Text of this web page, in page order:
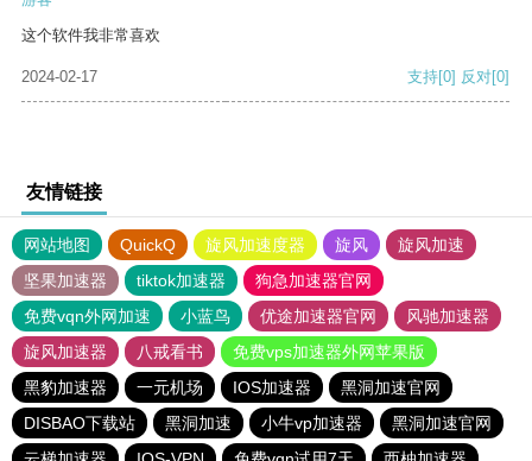
这个软件我非常喜欢
2024-02-17 支持[0] 反对[0]
友情链接
网站地图 QuickQ 旋风加速度器 旋风
旋风加速
坚果加速器
tiktok加速器
狗急加速器官网
免费vqn外网加速
小蓝鸟 优途加速器官网
风驰加速器
旋风加速器
八戒看书
免费vps加速器外网苹果版
黑豹加速器
一元机场 IOS加速器
黑洞加速官网
DISBAO下载站
黑洞加速 小牛vp加速器
黑洞加速官网